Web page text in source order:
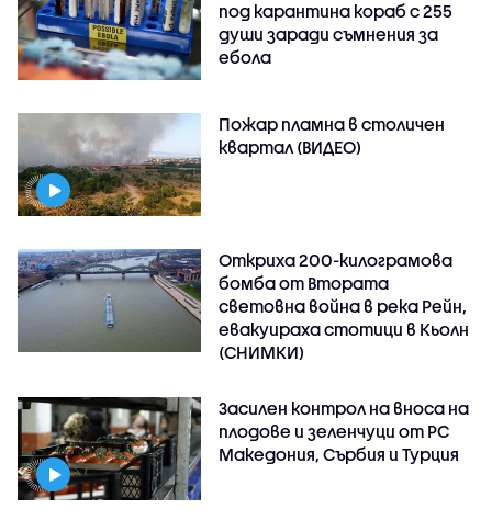
под карантина кораб с 255
души заради съмнения за
ебола
Пожар пламна в столичен
квартал (ВИДЕО)
Откриха 200-килограмова
бомба от Втората
световна война в река Рейн,
евакуираха стотици в Кьолн
(СНИМКИ)
Засилен контрол на вноса на
плодове и зеленчуци от РС
Македония, Сърбия и Турция